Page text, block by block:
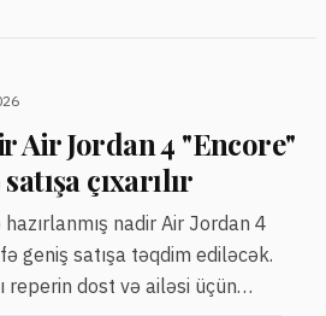
Air Jordan 4 "Encore"
çıxarılır
nadir Air Jordan 4
geniş satışa təqdim ediləcək.
reperin dost və ailəsi üçün